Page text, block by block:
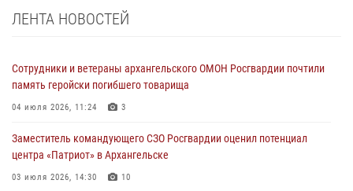
ЛЕНТА НОВОСТЕЙ
Сотрудники и ветераны архангельского ОМОН Росгвардии почтили
память геройски погибшего товарища
04 июля 2026, 11:24 3
Заместитель командующего СЗО Росгвардии оценил потенциал
центра «Патриот» в Архангельске
03 июля 2026, 14:30 10